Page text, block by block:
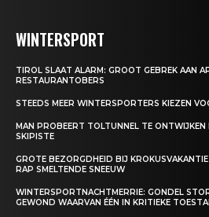
WINTERSPORT
TIROL SLAAT ALARM: GROOT GEBREK AAN
RESTAURANTOBERS
STEEDS MEER WINTERSPORTERS KIEZEN
MAN PROBEERT TOLTUNNEL TE
SKIPISTE
GROTE BEZORGDHEID BIJ
RAP SMELTENDE SNEEUW
WINTERSPORTNACHTMERRIE: GONDEL
GEWOND WAARVAN ÉÉN IN KRITIEKE